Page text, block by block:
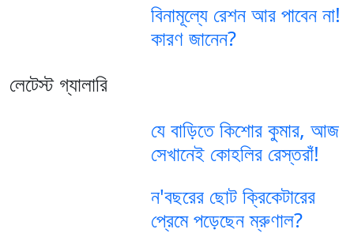
বিনামূল্যে রেশন আর পাবেন না!
কারণ জানেন?
লেটেস্ট গ্যালারি
যে বাড়িতে কিশোর কুমার, আজ
সেখানেই কোহলির রেস্তরাঁ!
ন'বছরের ছোট ক্রিকেটারের
প্রেমে পড়েছেন ম্রুণাল?